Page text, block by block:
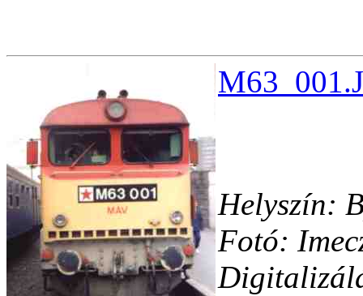
Helyszín:
Fotó: